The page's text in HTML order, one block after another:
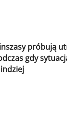
próbują
gdy